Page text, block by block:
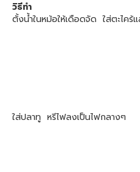
วิธีทำ
ตั้งน้ำในหม้อให้เดือดจัด ใส่ตะไค
ใส่ปลาทู หรีไฟลงเป็นไฟกลางๆ